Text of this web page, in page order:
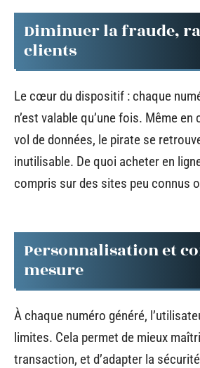
Diminuer la fraude,
clients
Le cœur du dispositif : chaque
n’est valable qu’une fois. Même
vol de données, le pirate se
inutilisable. De quoi acheter en
compris sur des sites peu connus
Personnalisation et
mesure
À chaque numéro généré,
limites. Cela permet de mieux
transaction, et d’adapter la